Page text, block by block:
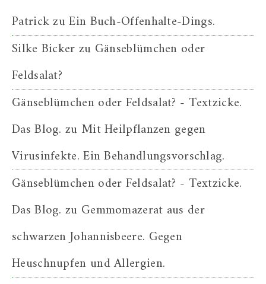
PatrickzuEin Buch-Offenhalte-Dings.
Silke Bickerzu Gänseblümchen oder
Feldsalat?
Gänseblümchen oder Feldsalat? - Textzicke.
Das Blog. zu Mit Heilpflanzen gegen
Virusinfekte. Ein Behandlungsvorschlag.
Gänseblümchen oder Feldsalat? - Textzicke.
Das Blog. zu Gemmomazerat aus der
schwarzen Johannisbeere. Gegen
Heuschnupfen und Allergien.